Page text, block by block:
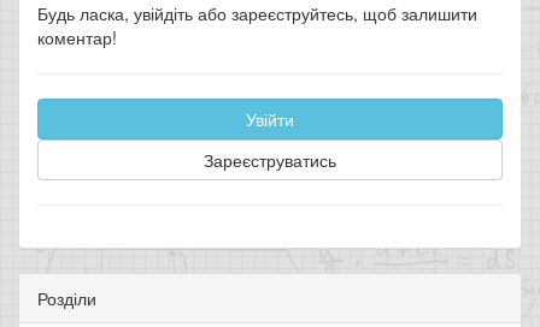
Будь ласка, увійдіть або зареєструйтесь, щоб залишити
коментар!
Увійти
Зареєструватись
Розділи